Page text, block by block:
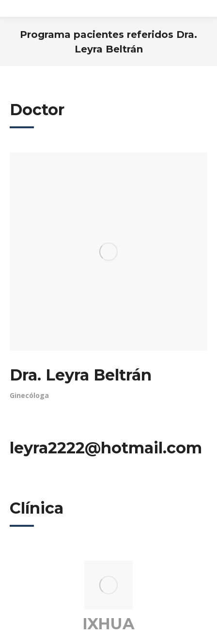
Programa pacientes referidos Dra.
Leyra Beltrán
Doctor
Dra. Leyra Beltrán
Ginecóloga
leyra2222@hotmail.com
Clínica
IXHUA